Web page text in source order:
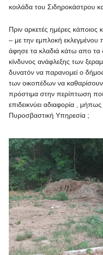
κοιλάδα του Σιδηροκάστρου
Πριν αρκετές ημέρες κάποιος
– με την εμπλοκή
άφησε τα κλαδιά κάτω απο
κίνδυνος ανάφλεξης των
δυνατόν να παρανομεί ο
των οικοπέδων να
πρόστιμα στην περίπτωση
επιδεικνύει αδιαφορία ,
Πυροσβαστική Υπηρεσία ;